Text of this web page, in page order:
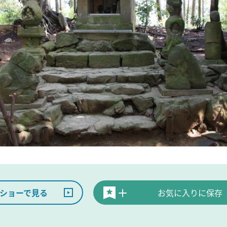
ョーで見る お気に入りに保存